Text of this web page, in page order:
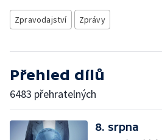
Zpravodajství Zprávy
Přehled dílů
6483 přehratelných
8. srpna